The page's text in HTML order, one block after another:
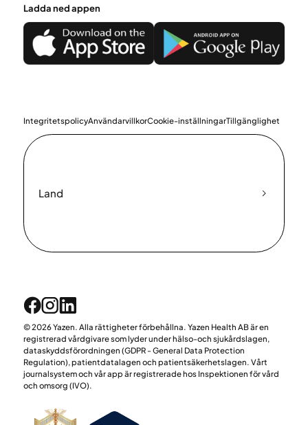
Ladda ned appen
IntegritetspolicyAnvändarvillkorCookie-inställningarTillgänglighet
Land
© 2026 Yazen. Alla rättigheter förbehållna. Yazen Health AB är en
registrerad vårdgivare som lyder under hälso-och sjukårdslagen,
dataskyddsförordningen (GDPR - General Data Protection
Regulation), patientdatalagen och patientsäkerhetslagen. Vårt
journalsystem och vår app är registrerade hos Inspektionen för vård
och omsorg (IVO).